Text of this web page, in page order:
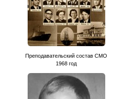
Преподавательский состав СМО
1968 год